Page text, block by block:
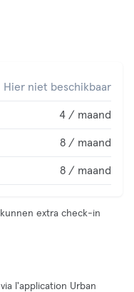
Hier niet beschikbaar
4 / maand
8 / maand
8 / maand
extra check-in
l'application Urban